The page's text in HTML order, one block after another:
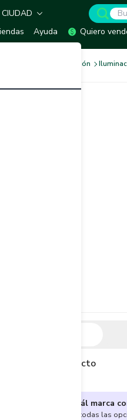
Ayuda Quiero
Eléctrico e Iluminación
del producto
¿No sabes cuál marca
Encuentra aquí todas las